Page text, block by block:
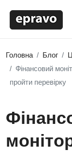
Головна Блог
Фінансовий
пройти перевірку